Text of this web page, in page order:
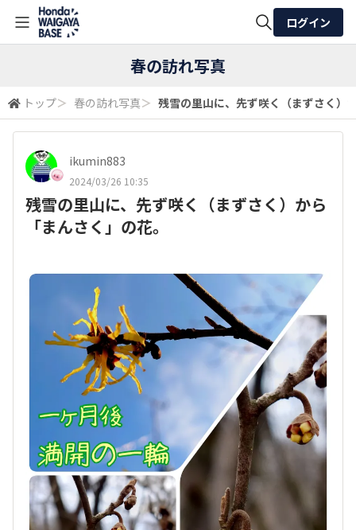
検索
ログイン
春の訪れ写真
トップ＞ 春の訪れ写真＞ 残雪の里山に、先ず咲く（まずさく）
ikumin883
2024/03/26 10:35
残雪の里山に、先ず咲く（まずさく）から
「まんさく」の花。